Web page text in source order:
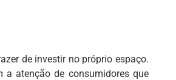
de investir no próprio espaço.
a atenção de consumidores que